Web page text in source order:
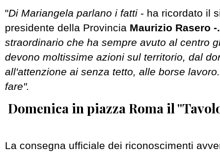
"Di Mariangela parlano i fatti - ha ricordato il
presidente della Provincia Maurizio Rasero
straordinario che ha sempre avuto al centro
devono moltissime azioni sul territorio, dal
all'attenzione ai senza tetto, alle borse
fare".
Domenica in piazza Roma il
La consegna ufficiale dei riconoscimenti